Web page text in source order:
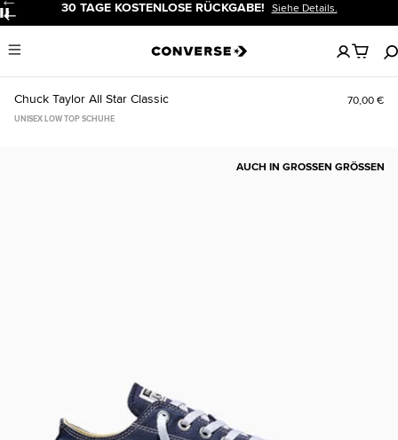
Pause 30 TAGE KOSTENLOSE RÜCKGABE! Siehe Details.
Menu
Keine
artikel
in
Chuck Taylor All Star Classic 70,00 €
UNISEX LOW TOP SCHUHE
AUCH IN GROSSEN GRÖSSEN